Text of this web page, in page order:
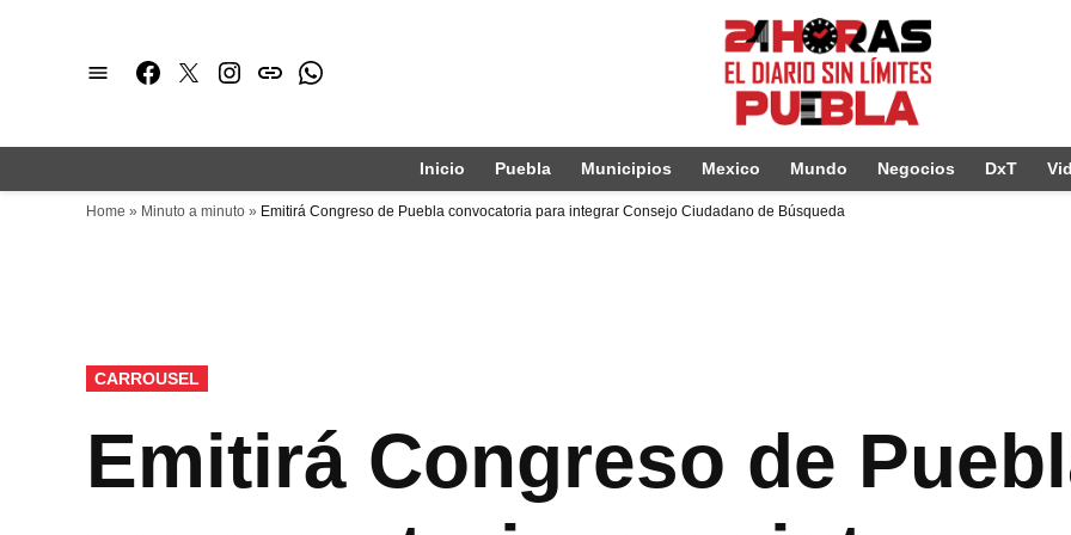
Facebook
TwitterInstagram
issuuWhatsapp
Inicio Puebla Municipios Mexico Mundo Negocios DxT
Home » Minuto a minuto » Emitirá Congreso de Puebla convocatoria para integrar Consejo Ciudadano de Búsqueda
PUBLICADO
EN
CARROUSEL
Emitirá Congreso de